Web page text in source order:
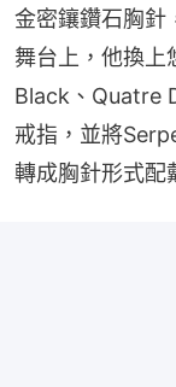
金密鑲鑽石胸針
舞台上，他換上
Black、Quatre
戒指，並將
轉成胸針形式配